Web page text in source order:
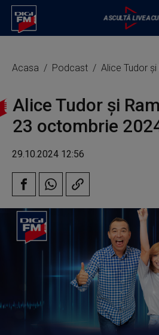
Acasa Podcast Alice Tudor
Alice Tudor și
23 octombrie
29.10.2024 12:56